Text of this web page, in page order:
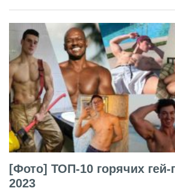
[Фото] ТОП-10 горячих гей-
2023